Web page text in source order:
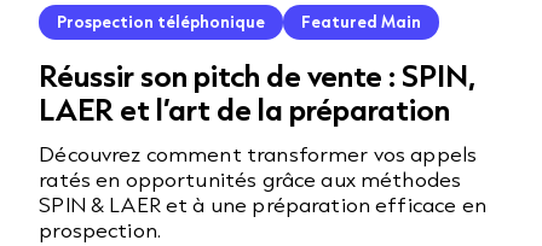
Prospection téléphonique Featured Main
Réussir son pitch de vente : SPIN,
LAER et l’art de la préparation
Découvrez comment transformer vos appels
ratés en opportunités grâce aux méthodes
SPIN & LAER et à une préparation efficace en
prospection.